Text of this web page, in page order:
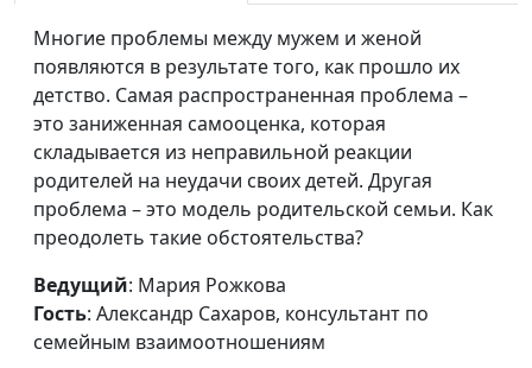
взаимоотношениям
Типичные ошибки
супругов
Мария Рожкова,
Александр Сахаров,
консультант по
семейным
взаимоотношениям
Родители и дети:
друзья или враги?
Александр Сахаров,
консультант по
семейным
Многие проблемы между мужем и женой
появляются в результате того, как прошло их
детство. Самая распространенная проблема –
это заниженная самооценка, которая
складывается из неправильной реакции
родителей на неудачи своих детей. Другая
проблема – это модель родительской семьи. Как
преодолеть такие обстоятельства?
Ведущий: Мария Рожкова
Гость: Александр Сахаров, консультант по
семейным взаимоотношениям